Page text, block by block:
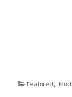
Featured,